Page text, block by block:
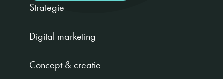
Strategie
Digital marketing
Concept & creatie